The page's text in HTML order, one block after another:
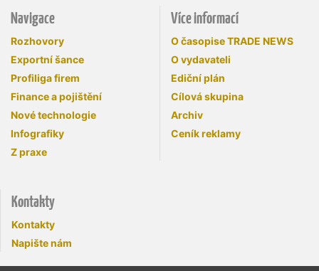
Navigace
Rozhovory
Exportní šance
Profiliga firem
Finance a pojištění
Nové technologie
Infografiky
Z praxe
Více informací
O časopise TRADE NEWS
O vydavateli
Ediční plán
Cílová skupina
Archiv
Ceník reklamy
Kontakty
Kontakty
Napište nám